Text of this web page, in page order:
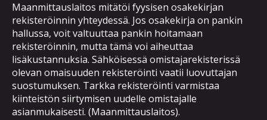
Maanmittauslaitos mitätöi fyysisen osakekirjan
rekisteröinnin yhteydessä. Jos osakekirja on pankin
hallussa, voit valtuuttaa pankin hoitamaan
rekisteröinnin, mutta tämä voi aiheuttaa
lisäkustannuksia. Sähköisessä omistajarekisterissä
olevan omaisuuden rekisteröinti vaatii luovuttajan
suostumuksen. Tarkka rekisteröinti varmistaa
kiinteistön siirtymisen uudelle omistajalle
asianmukaisesti. (Maanmittauslaitos).